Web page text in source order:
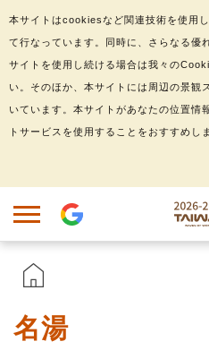
名湯
本サイトはcookiesなど関連技術を使用
て行なっています。同時に、さらなる優
サイトを使用し続ける場合は我々の
い。そのほか、本サイトには周辺の景観
いています。本サイトがあなたの位置情
トサービスを使用することをおすすめし